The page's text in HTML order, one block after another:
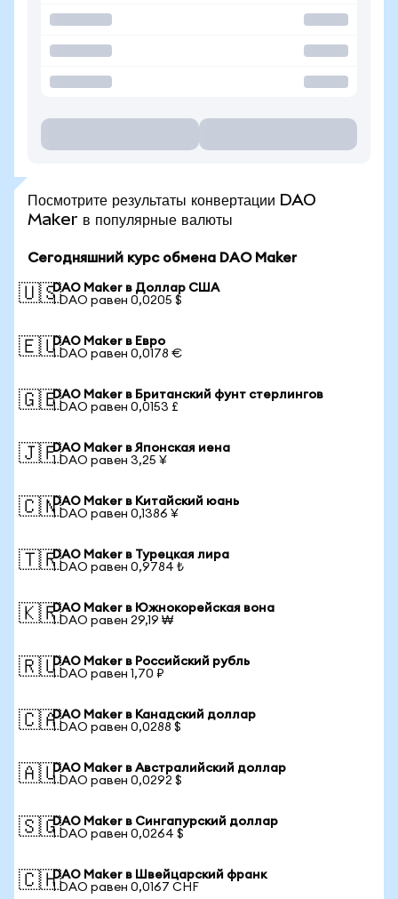
Посмотрите результаты конвертации DAO
Maker в популярные валюты
Сегодняшний курс обмена DAO Maker
🇺🇸DAO Maker в Доллар США
1 DAO равен 0,0205 $
🇪🇺DAO Maker в Евро
1 DAO равен 0,0178 €
🇬🇧DAO Maker в Британский фунт стерлингов
1 DAO равен 0,0153 £
🇯🇵DAO Maker в Японская иена
1 DAO равен 3,25 ¥
🇨🇳DAO Maker в Китайский юань
1 DAO равен 0,1386 ¥
🇹🇷DAO Maker в Турецкая лира
1 DAO равен 0,9784 ₺
🇰🇷DAO Maker в Южнокорейская вона
1 DAO равен 29,19 ₩
🇷🇺DAO Maker в Российский рубль
1 DAO равен 1,70 ₽
🇨🇦DAO Maker в Канадский доллар
1 DAO равен 0,0288 $
🇦🇺DAO Maker в Австралийский доллар
1 DAO равен 0,0292 $
🇸🇬DAO Maker в Сингапурский доллар
1 DAO равен 0,0264 $
🇨🇭DAO Maker в Швейцарский франк
1 DAO равен 0,0167 CHF